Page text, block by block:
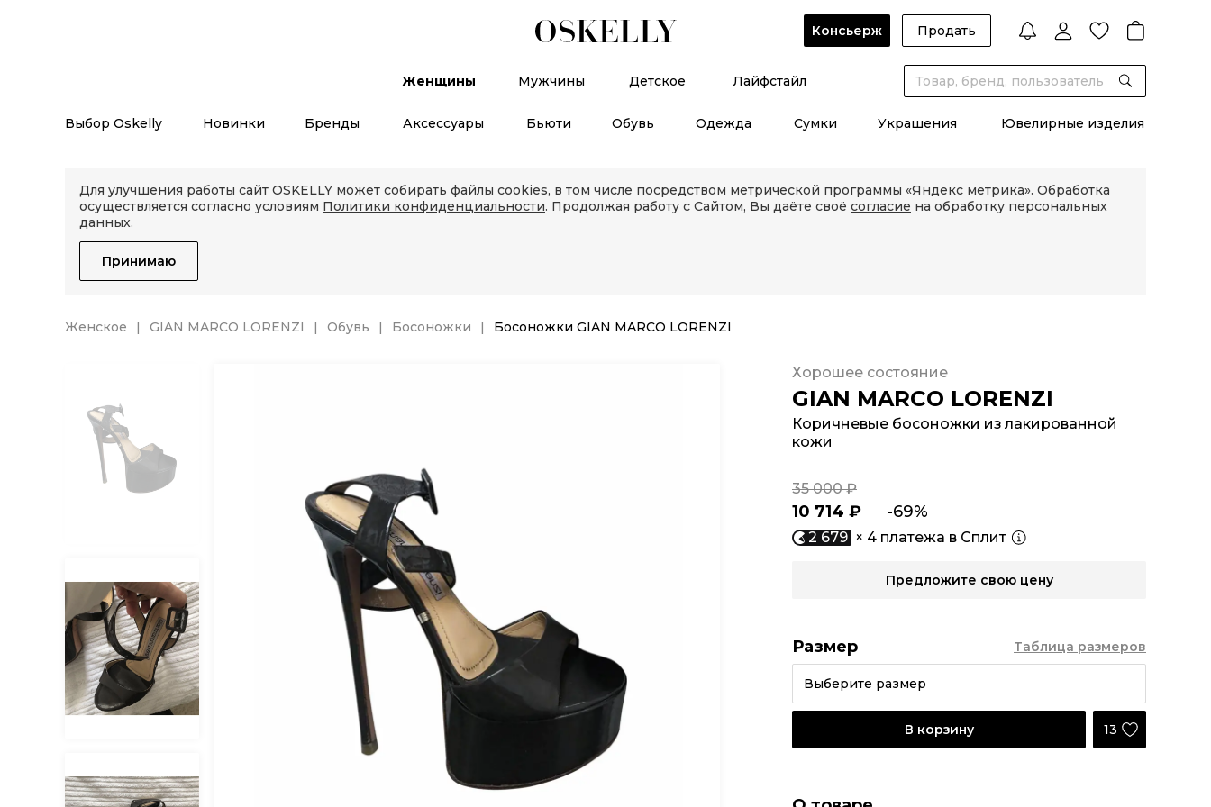
Консьерж Продать
Женщины Мужчины Детское Лайфстайл
Выбор Oskelly Новинки Бренды Аксессуары Бьюти Обувь Одежда Сумки Украшения Ювелирные изделия
Для улучшения работы сайт OSKELLY может собирать файлы cookies, в том числе посредством метрической программы «Яндекс метрика». Обработка
осуществляется согласно условиям Политики конфиденциальности. Продолжая работу с Сайтом, Вы даёте своё согласие на обработку персональных
данных.
Принимаю
Женское GIAN MARCO LORENZI Обувь Босоножки Босоножки GIAN MARCO LORENZI
GIAN MARCO LORENZI
Коричневые босоножки из лакированной
кожи
Хорошее состояние
10 714 ₽ -69%
35 000 ₽
2 679 × 4 платежа в Сплит
Предложите свою цену
Размер
Выберите размер
Таблица размеров
В корзину 13